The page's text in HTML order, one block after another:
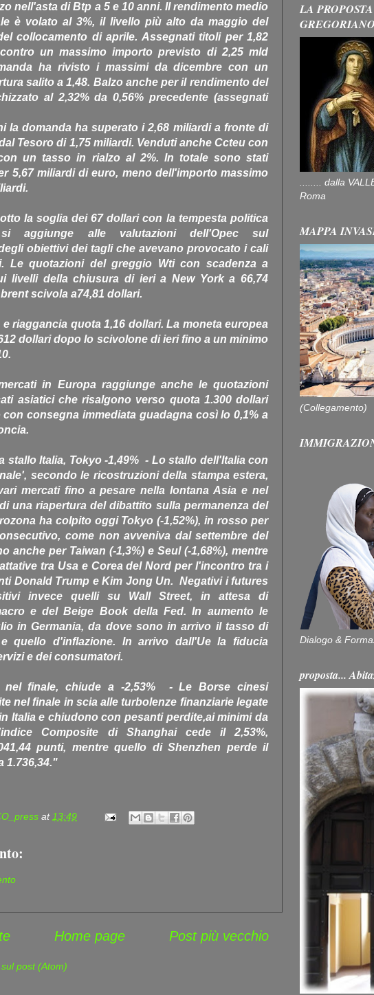
nell'asta di Btp a 5 e 10 anni. Il rendimento medio
è volato al 3%, il livello più alto da maggio del
collocamento di aprile. Assegnati titoli per 1,82
un massimo importo previsto di 2,25 mld
ha rivisto i massimi da dicembre con un
salito a 1,48. Balzo anche per il rendimento del
al 2,32% da 0,56% precedente (assegnati
la domanda ha superato i 2,68 miliardi a fronte di
Tesoro di 1,75 miliardi. Venduti anche Ccteu con
un tasso in rialzo al 2%. In totale sono stati
5,67 miliardi di euro, meno dell'importo massimo
la soglia dei 67 dollari con la tempesta politica
aggiunge alle valutazioni dell'Opec sul
obiettivi dei tagli che avevano provocato i cali
Le quotazioni del greggio Wti con scadenza a
livelli della chiusura di ieri a New York a 66,74
scivola a74,81 dollari.
riaggancia quota 1,16 dollari. La moneta europea
dollari dopo lo scivolone di ieri fino a un minimo
in Europa raggiunge anche le quotazioni
asiatici che risalgono verso quota 1.300 dollari
consegna immediata guadagna così lo 0,1% a
stallo Italia, Tokyo -1,49% - Lo stallo dell'Italia con
secondo le ricostruzioni della stampa estera,
mercati fino a pesare nella lontana Asia e nel
una riapertura del dibattito sulla permanenza del
ha colpito oggi Tokyo (-1,52%), in rosso per
come non avveniva dal settembre del
anche per Taiwan (-1,3%) e Seul (-1,68%), mentre
tra Usa e Corea del Nord per l'incontro tra i
Donald Trump e Kim Jong Un. Negativi i futures
invece quelli su Wall Street, in attesa di
e del Beige Book della Fed. In aumento le
in Germania, da dove sono in arrivo il tasso di
quello d'inflazione. In arrivo dall'Ue la fiducia
e dei consumatori.
nel finale, chiude a -2,53% - Le Borse cinesi
nel finale in scia alle turbolenze finanziarie legate
Italia e chiudono con pesanti perdite,ai minimi da
Composite di Shanghai cede il 2,53%,
punti, mentre quello di Shenzhen perde il
1.736,34."
at13:49
Post più vecchio
Home page
post (Atom)
LA
........ dalla
Roma
MAPPA
(Collegamento)
Dialogo &
proposta...